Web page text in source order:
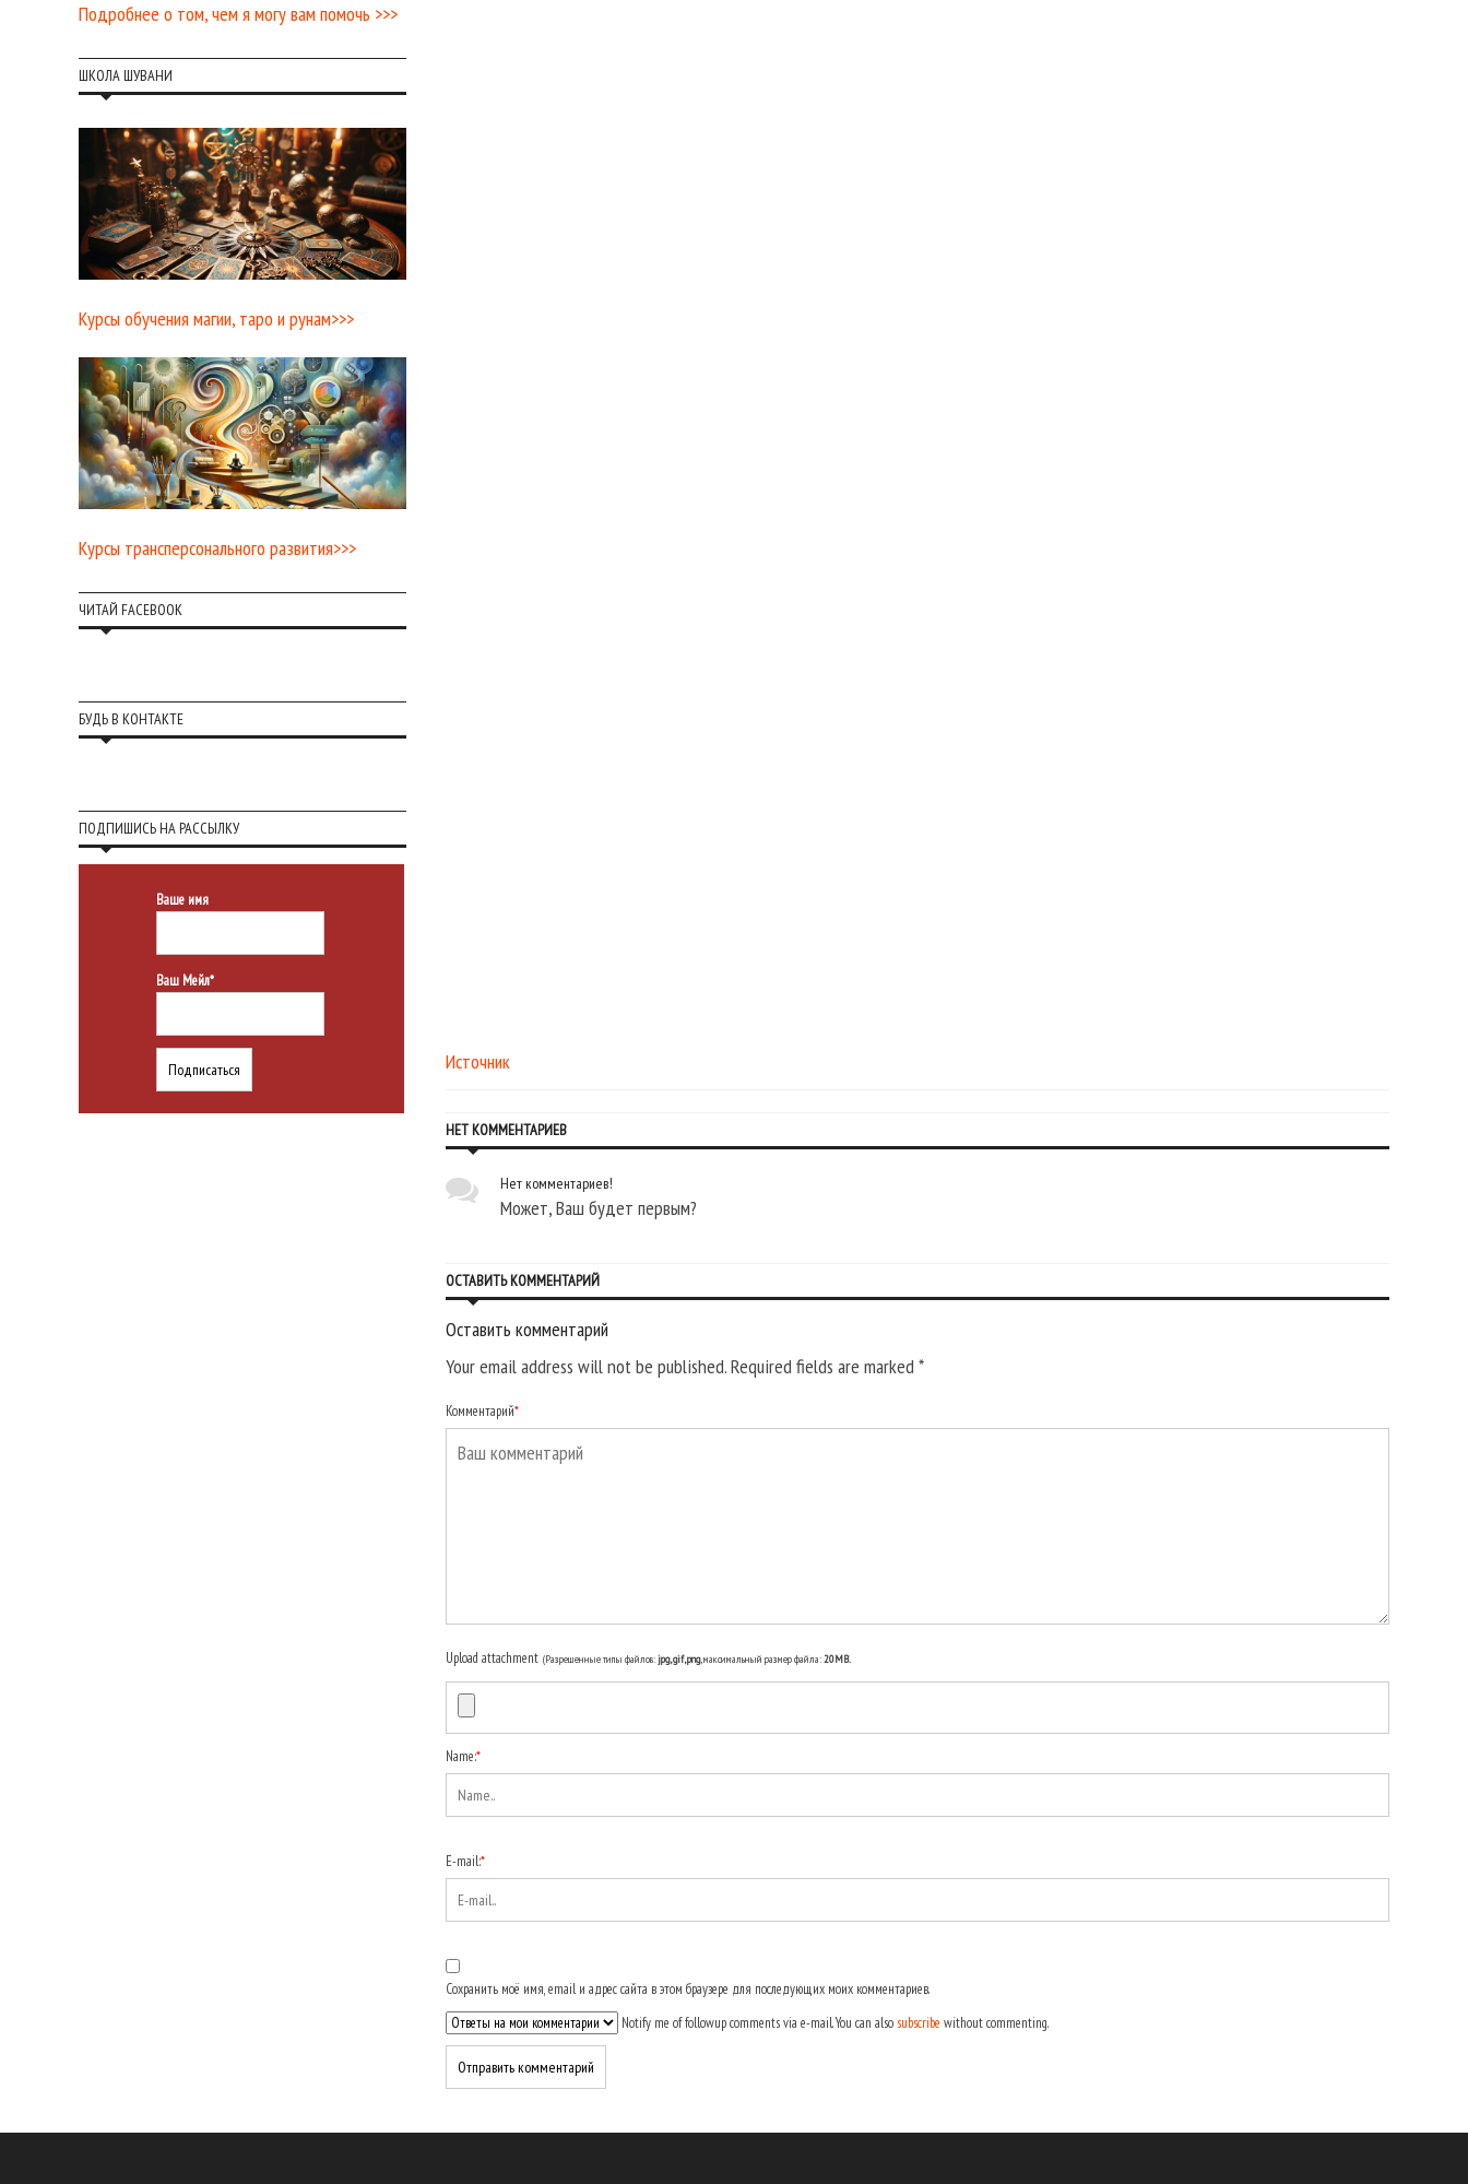
Источник
НЕТ КОММЕНТАРИЕВ
Нет комментариев!
Может, Ваш будет первым?
ОСТАВИТЬ КОММЕНТАРИЙ
Оставить комментарий
Your email address will not be published. Required fields are marked*
Комментарий*
Upload attachment (Разрешенные типы файлов:jpg, gif, png, максимальный размер файла:20MB.
Name:*
E-mail:*
Сохранить моё имя, email и адрес сайта в этом браузере для последующих моих комментариев.
Notify me of followup comments via e-mail. You can also subscribe without commenting.
Подробнее о том, чем я могу вам помочь >>>
ШКОЛА ШУВАНИ
Курсы обучения магии, таро и рунам>>>
Курсы трансперсонального развития>>>
ЧИТАЙ FACEBOOK
БУДЬ В КОНТАКТЕ
ПОДПИШИСЬ НА РАССЫЛКУ
Ваше имя
Ваш Мейл*